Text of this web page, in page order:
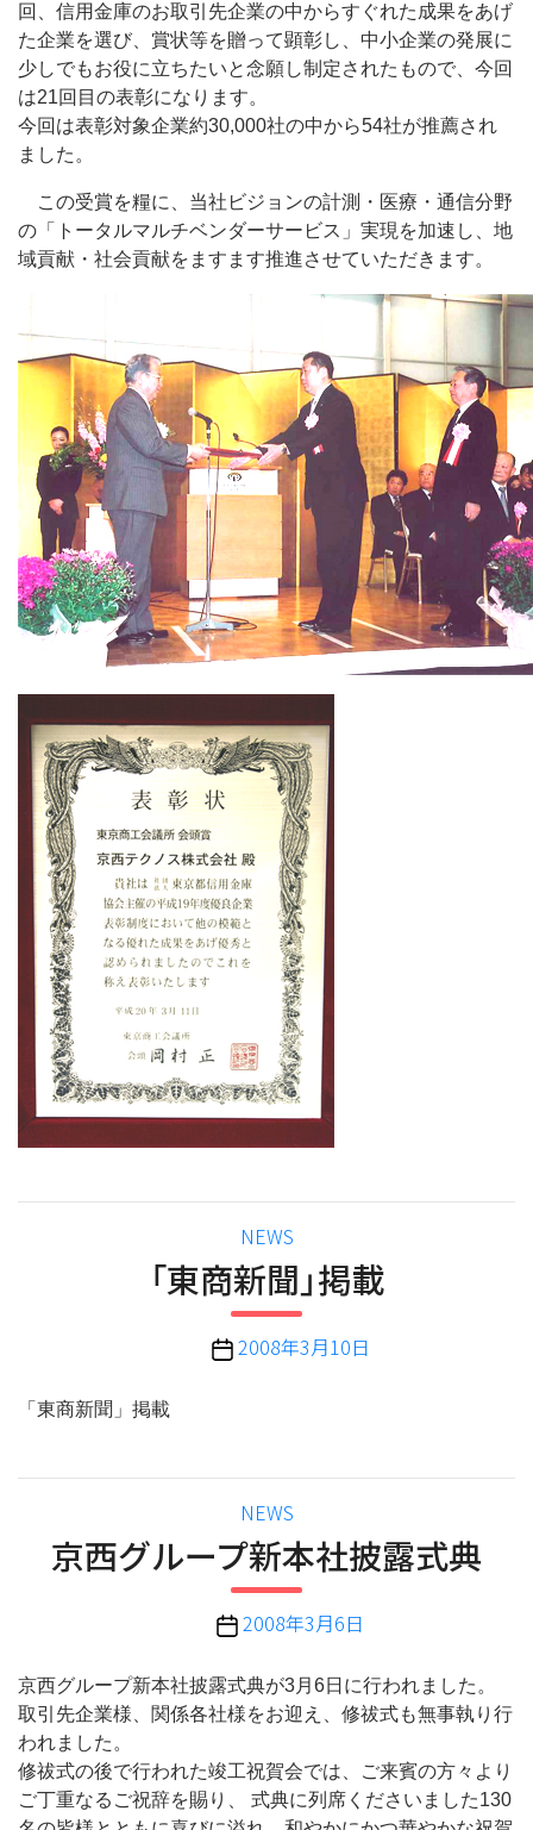
回、信用金庫のお取引先企業の中からすぐれた成果をあげ
た企業を選び、賞状等を贈って顕彰し、中小企業の発展に
少しでもお役に立ちたいと念願し制定されたもので、今回
は21回目の表彰になります。
今回は表彰対象企業約30,000社の中から54社が推薦され
ました。
この受賞を糧に、当社ビジョンの計測・医療・通信分野
の「トータルマルチベンダーサービス」実現を加速し、地
域貢献・社会貢献をますます推進させていただきます。
カ
テ
ゴ
リ
ー
NEWS
「東商新聞」掲載
投 2008年3月10日
「東商新聞」掲載
カ
テ
ゴ
リ
ー
NEWS
京西グループ新本社披露式典
投
日
2008年3月6日
京西グループ新本社披露式典が3月6日に行われました。
取引先企業様、関係各社様をお迎え、修祓式も無事執り行
われました。
修祓式の後で行われた竣工祝賀会では、ご来賓の方々より
ご丁重なるご祝辞を賜り、 式典に列席くださいました130